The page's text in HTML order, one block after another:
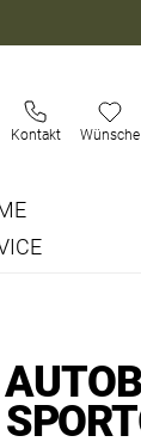
Kontakt Wünsche